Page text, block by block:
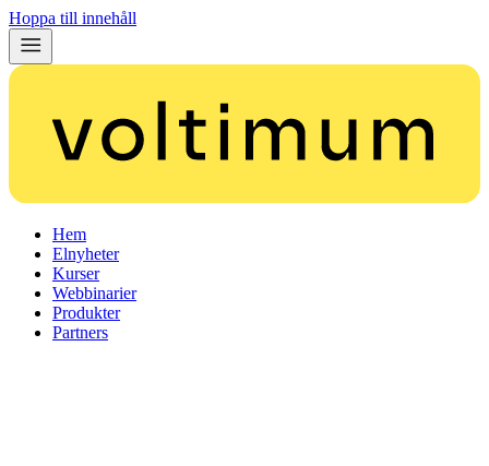
Hoppa till innehåll
Hem
Elnyheter
Kurser
Webbinarier
Produkter
Partners